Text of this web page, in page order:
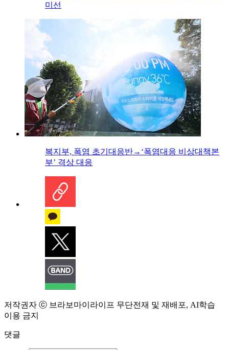
미선
복지부, 폭염 초기대응반→‘폭염대응 비상대책본
부’ 격상 대응
저작권자 ⓒ 브라보마이라이프 무단전재 및 재배포, AI학습
이용 금지
댓글